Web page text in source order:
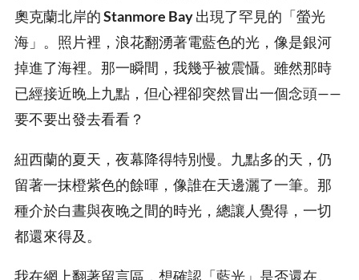
奧克蘭北岸的Stanmore Bay出現了罕見的「螢光
海」。照片裡，浪花翻湧著電藍色的光，像是銀河
掉進了海裡。那一瞬間，我幾乎被震懾。雖然那時
已經接近晚上九點，但心裡卻突然冒出一個念頭——
要不要出發去看看？
紐西蘭的夏天，夜幕降得特別慢。九點多的天，仍
留著一抹橙紫色的餘暉，像誰在天邊灑了一筆。那
種介於白晝與夜晚之間的時光，總讓人覺得，一切
都還來得及。
我在網上翻著留言區，想確認「藍光」是否還在。